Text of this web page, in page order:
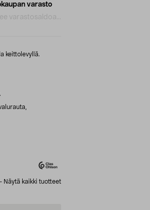
varasto
varastosaldoa...
keittolevyllä.
- Näytä kaikki tuotteet